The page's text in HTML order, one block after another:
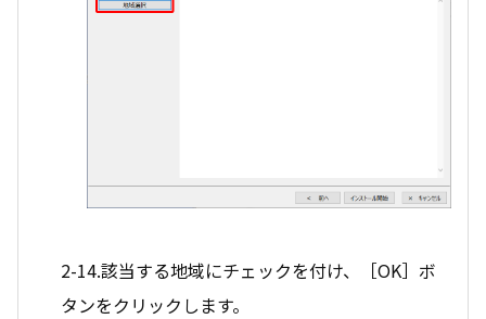
2-14.該当する地域にチェックを付け、［OK］ボ
タンをクリックします。